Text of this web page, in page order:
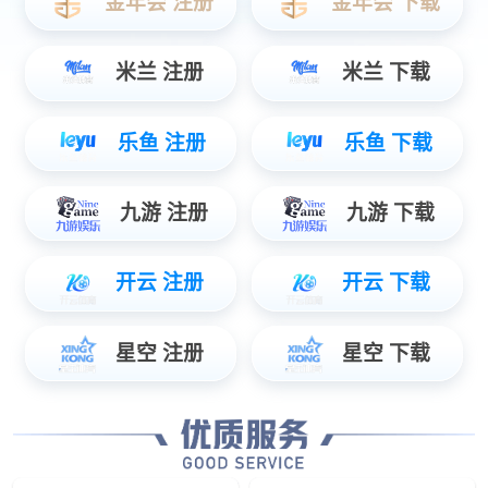
上一篇：喜多力CI5200-进口小字符喷码机
下一篇： JY-A200Plus小字符喷码机
喷码机_自动喷码机_喷码机厂家_品牌_价格-广
服务热线：020-82308862
传真：020-82309865